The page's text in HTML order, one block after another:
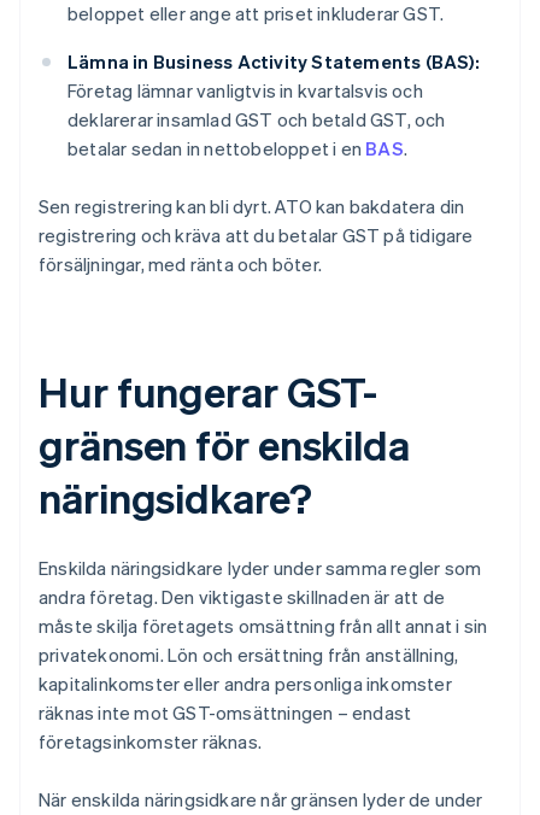
beloppet eller ange att priset inkluderar GST.
Lämna in Business Activity Statements (BAS):
Företag lämnar vanligtvis in kvartalsvis och
deklarerar insamlad GST och betald GST, och
betalar sedan in nettobeloppet i en BAS.
Sen registrering kan bli dyrt. ATO kan bakdatera din
registrering och kräva att du betalar GST på tidigare
försäljningar, med ränta och böter.
Hur fungerar GST-
gränsen för enskilda
näringsidkare?
Enskilda näringsidkare lyder under samma regler som
andra företag. Den viktigaste skillnaden är att de
måste skilja företagets omsättning från allt annat i sin
privatekonomi. Lön och ersättning från anställning,
kapitalinkomster eller andra personliga inkomster
räknas inte mot GST-omsättningen – endast
företagsinkomster räknas.
När enskilda näringsidkare når gränsen lyder de under